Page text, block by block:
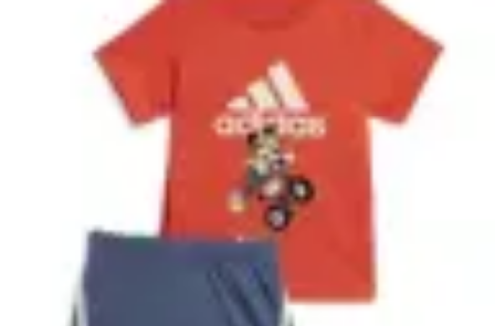
Aventure Sportive
Tendances
Préparation et
Aventure Sportive